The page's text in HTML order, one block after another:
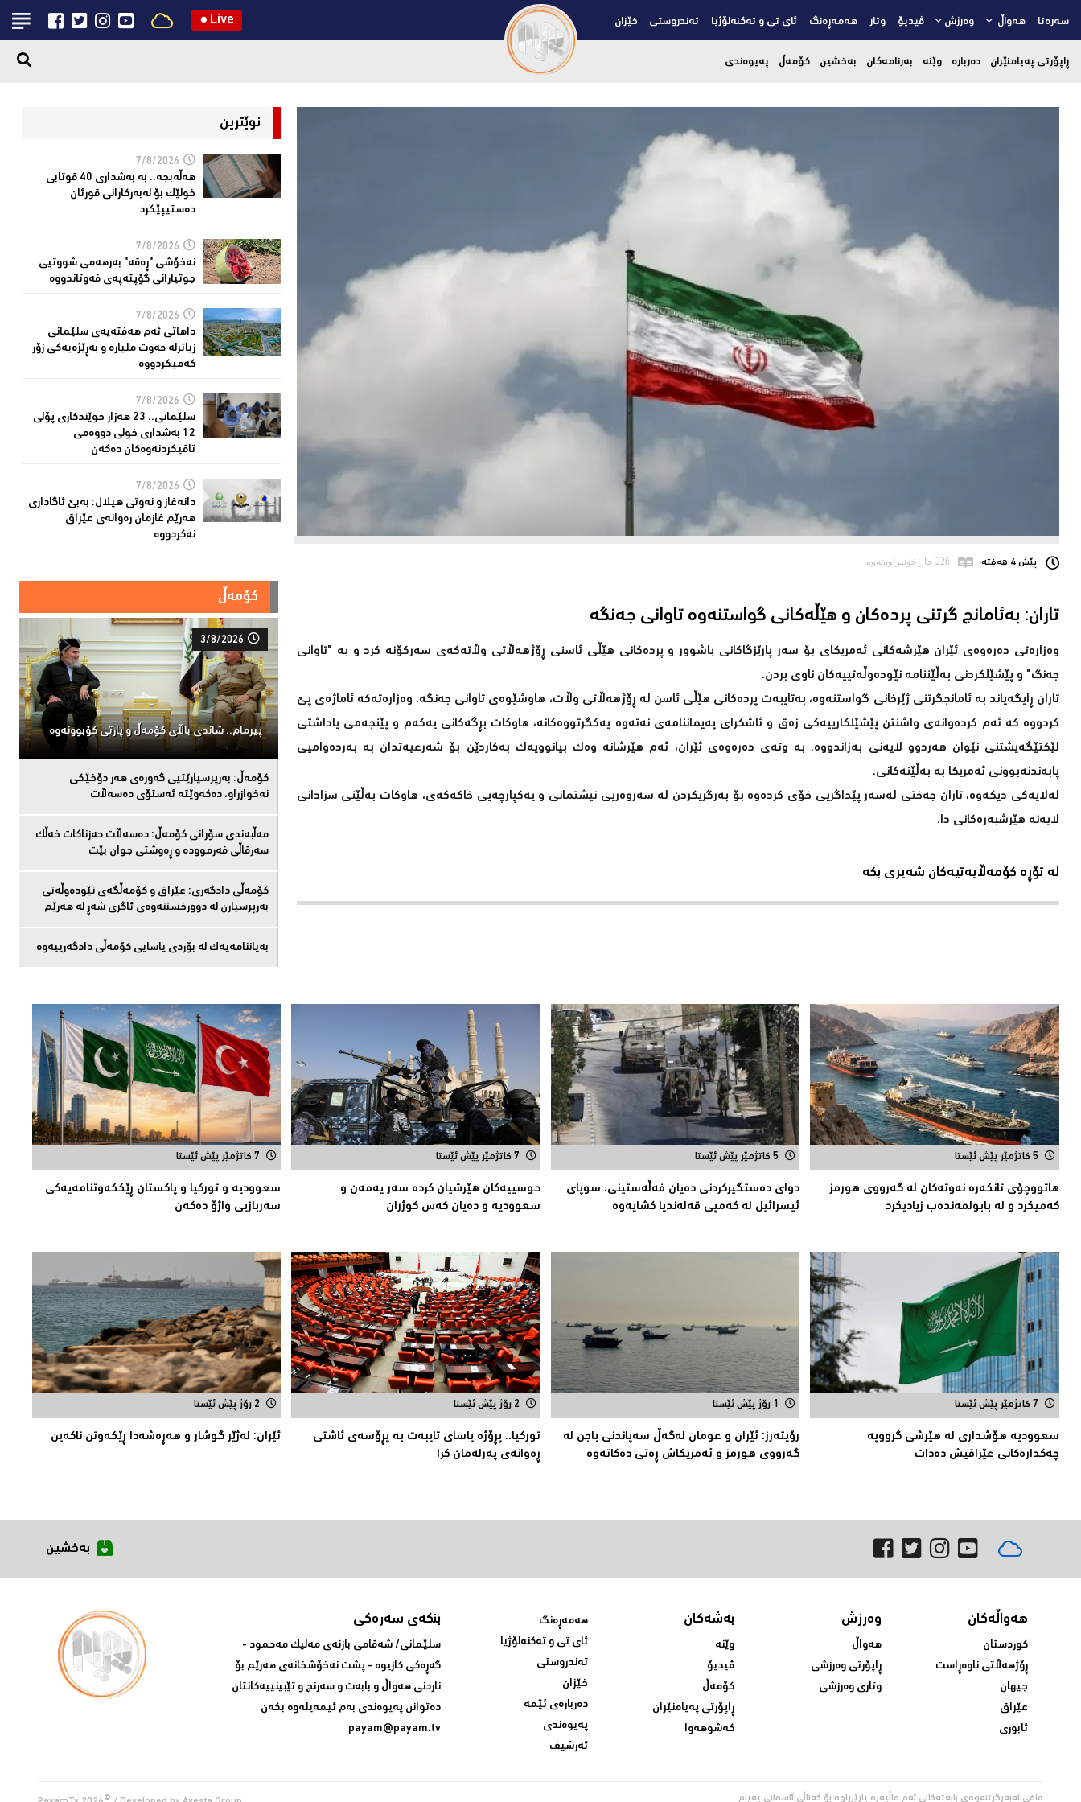
سەرەتا هەواڵ وەرزش ڤیدیۆ وتار هەمەڕەنگ ئای تی و تەکنەلۆژیا تەندروستی خێزان ● Live
ڕاپۆرتی پەیامنێران دەربارە وێنە بەرنامەکان بەخشین کۆمەڵ پەیوەندی
پێش 4 هەفتە 226 جار خوێنراوەتەوە
وەزارەتی دەرەوەی ئێران هێرشەکانی ئەمریکای بۆ سەر پارێزگاکانی باشوور و پردەکانی هێڵی ئاسنی ڕۆژھەڵاتی وڵاتەکەی سەرکۆنە کرد و بە "تاوانی
جەنگ" و پێشێلکردنی بەڵێننامە نێودەوڵەتییەکان ناوی بردن.
تاران ڕایگەیاند بە ئامانجگرتنی ژێرخانی گواستنەوە، بەتایبەت پردەکانی هێڵی ئاسن لە ڕۆژهەڵاتی وڵات، هاوشێوەی تاوانی جەنگە. وەزارەتەکە ئاماژەی پێ
کردووە کە ئەم کردەوانەی واشنتن پێشێلکارییەکی زەق و ئاشکرای پەیماننامەی نەتەوە یەکگرتووەکانە، هاوکات بڕگەکانی یەکەم و پێنجەمی یاداشتی
لێکتێگەیشتنی نێوان هەردوو لایەنی بەزاندووە. بە وتەی دەرەوەی ئێران، ئەم هێرشانە وەک بیانوویەک بەکاردێن بۆ شەرعیەتدان بە بەردەوامیی
پابەندنەبوونی ئەمریکا بە بەڵێنەکانی.
لەلایەکی دیکەوە، تاران جەختی لەسەر پێداگریی خۆی کردەوە بۆ بەرگریکردن لە سەروەریی نیشتمانی و یەکپارچەیی خاکەکەی، هاوکات بەڵێنی سزادانی
لایەنە هێرشبەرەکانی دا.
لە تۆڕە کۆمەڵایەتیەکان شەیری بکە
نوێترین
7/8/2026
هەڵەبجە.. بە بەشداری 40 قوتابی
خولێک بۆ لەبەرکارانى قورئان
دەستیپێکرد
7/8/2026
نەخۆشی "ڕەقە" بەرهەمی شووتیی
جوتیارانی گۆپتەپەى فەوتاندووە
7/8/2026
داهاتی ئەم هه‌فته‌یەی سلێمانی
زیاترلە حەوت ملیارە و بەڕێژەیەکى زۆر
کەمیکردووە
7/8/2026
سلێمانی.. 23 هەزار خوێندکارى پۆلی
12 بەشدارى خولى دووەمى
تاقیکردنەوەکان دەکەن
7/8/2026
دانەغاز و نەوتی هیلال: بەبێ ئاگاداری
هەرێم غازمان رەوانەی عێراق
نەکردووە
کۆمەڵ
3/8/2026
پیرمام.. شاندی باڵای كۆمه‌ڵ و پارتی كۆبوونه‌وه‌
كۆمەڵ: بەرپرسیارێتیی گەورەی هەر دۆخێکی
نەخوازراو، دەكەوێتە ئەستۆی دەسەڵات
مەڵبەندى سۆرانى کۆمەڵ: دەسەڵات حەزناکات خەڵک
سەرقاڵى فەرموودە و ڕەوشتى جوان بێت
کۆمەڵى دادگەرى: عێراق و كۆمەڵگەی نێودەوڵەتی
بەرپرسیارن لە دوورخستنەوەى ئاگری شەڕ لە هەرێم
بەیاننامەیەک لە بۆردی یاسایی کۆمەڵی دادگەرییەوە
5 کاتژمێر پێش ئێستا
هاتووچۆی تانكەرە نەوتەكان لە گەرووی هورمز
کەمیکرد و لە بابولمەندەب زیادیكرد
5 کاتژمێر پێش ئێستا
دوای دەستگیركردنی دەیان فەڵەستینی، سوپای
ئیسرائیل لە كەمپی قەلەندیا كشایەوە
7 کاتژمێر پێش ئێستا
حوسییەكان هێرشیان كردە سەر یەمەن و
سعوودیە و دەیان كەس كوژران
7 کاتژمێر پێش ئێستا
سعوودیە و توركیا و پاكستان ڕێككەوتنامەیەكی
سەربازیی واژۆ دەكەن
7 کاتژمێر پێش ئێستا
سعوودیە هۆشداری لە هێرشی گرووپە
چەكدارەكانی عێراقیش دەدات
1 رۆژ پێش ئێستا
رۆیتەرز: ئێران و عومان لەگەڵ سەپاندنی باجن لە
گەرووی هورمز و ئەمریکاش ڕەتی دەکاتەوە
2 رۆژ پێش ئێستا
توركیا.. پڕۆژه‌ یاسای تایبه‌ت به‌ پڕۆسه‌ی ئاشتی
ڕه‌وانه‌ی په‌رله‌مان كرا
2 رۆژ پێش ئێستا
ئێران: له‌ژێر گوشار و هەڕەشەدا ڕێکەوتن ناکەین
بەخشین
هەواڵەکان
کوردستان
ڕۆژهەڵاتی ناوەڕاست
جیهان
عێراق
ئابوری
وەرزش
هەواڵ
ڕاپۆرتی وەرزشی
وتاری وەرزشی
بەشەکان
وێنە
ڤیدیۆ
کۆمەڵ
ڕاپۆرتی پەیامنێران
کەشوهەوا
هەمەڕەنگ
ئای تی و تەکنەلۆژیا
تەندروستی
خێزان
دەربارەی ئێمە
پەیوەندی
ئەرشیف
بنکەی سەرەکی
سلێمانی/ شه‌قامی بازنه‌ی مه‌لیک مه‌حمود -
گه‌ڕه‌کی کازیوه‌ - پشت نه‌خۆشخانه‌ی‌ هه‌رێم بۆ
ناردنی‌ هه‌واڵ و بابه‌ت و سه‌رنج و تێبینییه‌كانتان
ده‌توانن په‌یوه‌ندی‌ به‌م ئیمه‌یله‌وه‌ بكه‌ن
payam@payam.tv
مافی لەبەرگرتنەوەی بابەتەکانی ئەم ماڵپەڕە پارێزراوە بۆ کەناڵی ئاسمانی پەیام ©